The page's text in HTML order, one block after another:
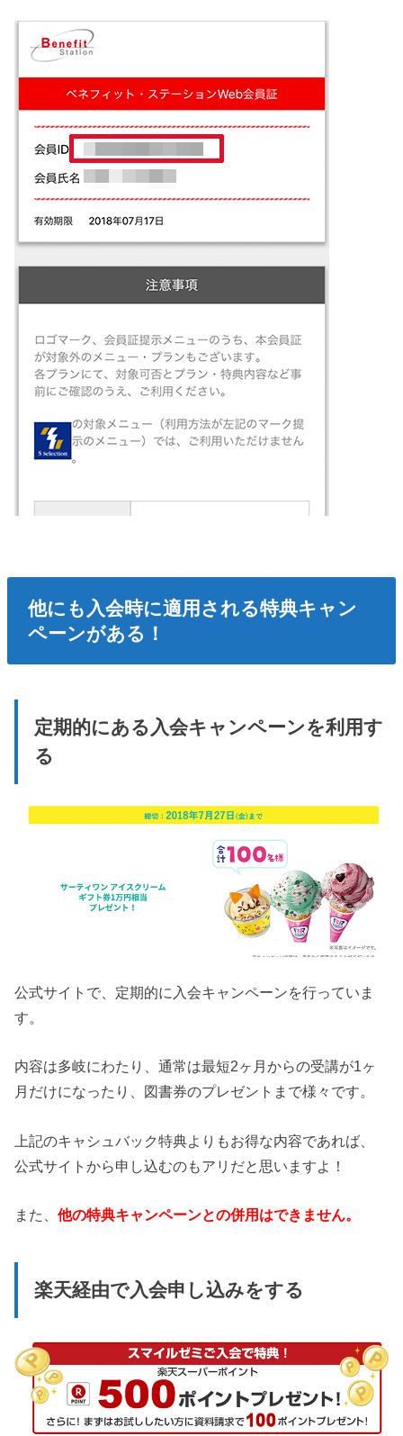
他にも入会時に適用される特典キャン
ペーンがある！
定期的にある入会キャンペーンを利用す
る
公式サイトで、定期的に入会キャンペーンを行っていま
す。
内容は多岐にわたり、通常は最短2ヶ月からの受講が1ヶ
月だけになったり、図書券のプレゼントまで様々です。
上記のキャシュバック特典よりもお得な内容であれば、
公式サイトから申し込むのもアリだと思いますよ！
また、他の特典キャンペーンとの併用はできません。
楽天経由で入会申し込みをする